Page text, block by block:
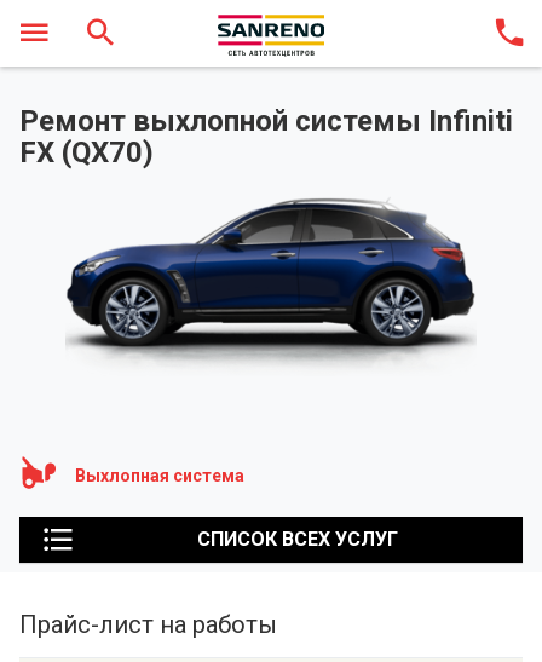
Ремонт выхлопной системы Infiniti
FX (QX70)
Выхлопная система
СПИСОК ВСЕХ УСЛУГ
Прайс-лист на работы